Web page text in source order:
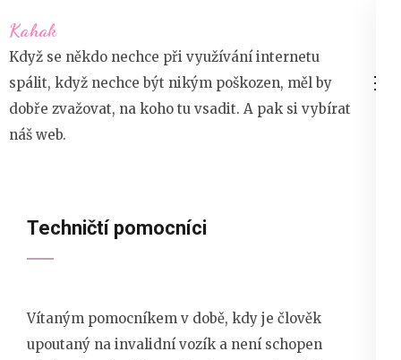
na
obsah
(stiskněte
Enter)
Kahak
Když se někdo nechce při využívání internetu
spálit, když nechce být nikým poškozen, měl by
dobře zvažovat, na koho tu vsadit. A pak si vybírat
náš web.
Techničtí pomocníci
Vítaným pomocníkem v době, kdy je člověk
upoutaný na invalidní vozík a není schopen